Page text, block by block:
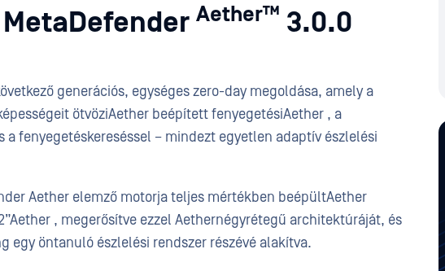
Aether™ 3.0.0
generációs, egységes zero-day megoldása, amely a
ötvöziAether beépített fenyegetésiAether , a
a fenyegetéskereséssel – mindezt egyetlen adaptív észlelési
Aether elemző motorja teljes mértékben beépültAether
, megerősítve ezzel Aethernégyrétegű architektúráját, és
egy öntanuló észlelési rendszer részévé alakítva.